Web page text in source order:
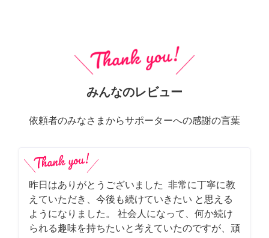
みんなのレビュー
依頼者のみなさまからサポーターへの感謝の言葉
昨日はありがとうございました 非常に丁寧に教
えていただき、今後も続けていきたい と思える
ようになりました。 社会人になって、何か続け
られる趣味を持ちたいと考えていたのですが、頑